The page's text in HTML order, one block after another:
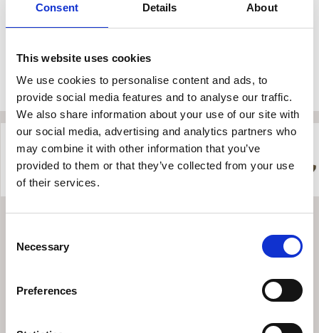
Consent Details About
This website uses cookies
We use cookies to personalise content and ads, to
provide social media features and to analyse our traffic.
We also share information about your use of our site with
our social media, advertising and analytics partners who
may combine it with other information that you’ve
provided to them or that they’ve collected from your use
of their services.
Selection
Necessary
Preferences
Φωτιστικό
INDOOR COLLECTION